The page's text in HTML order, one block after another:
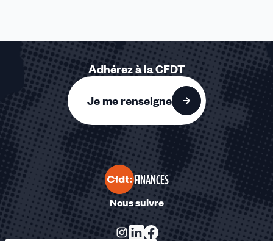
Adhérez à la CFDT
Je me renseigne
FINANCES
Nous suivre